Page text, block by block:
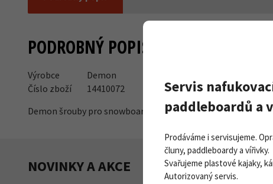
PODROBNÝ POPIS
Výrobce
Demon
Číslo zboží
14410072
Demon šrouby pro snowboardová vázání M6x14mm.
NOVINKY A AKCE
Servis
paddleboardů a
Prodáváme i servisujeme.
čluny, paddleboardy a vířivky.
Svařujeme plastové kajaky,
Autorizovaný servis.